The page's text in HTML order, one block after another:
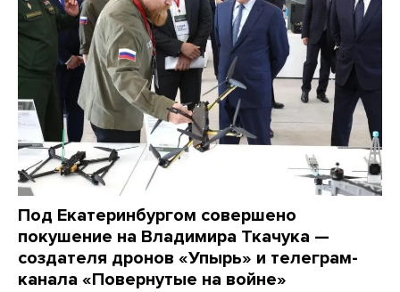
Под Екатеринбургом совершено
покушение на Владимира Ткачука —
создателя дронов «Упырь» и телеграм-
канала «Повернутые на войне»